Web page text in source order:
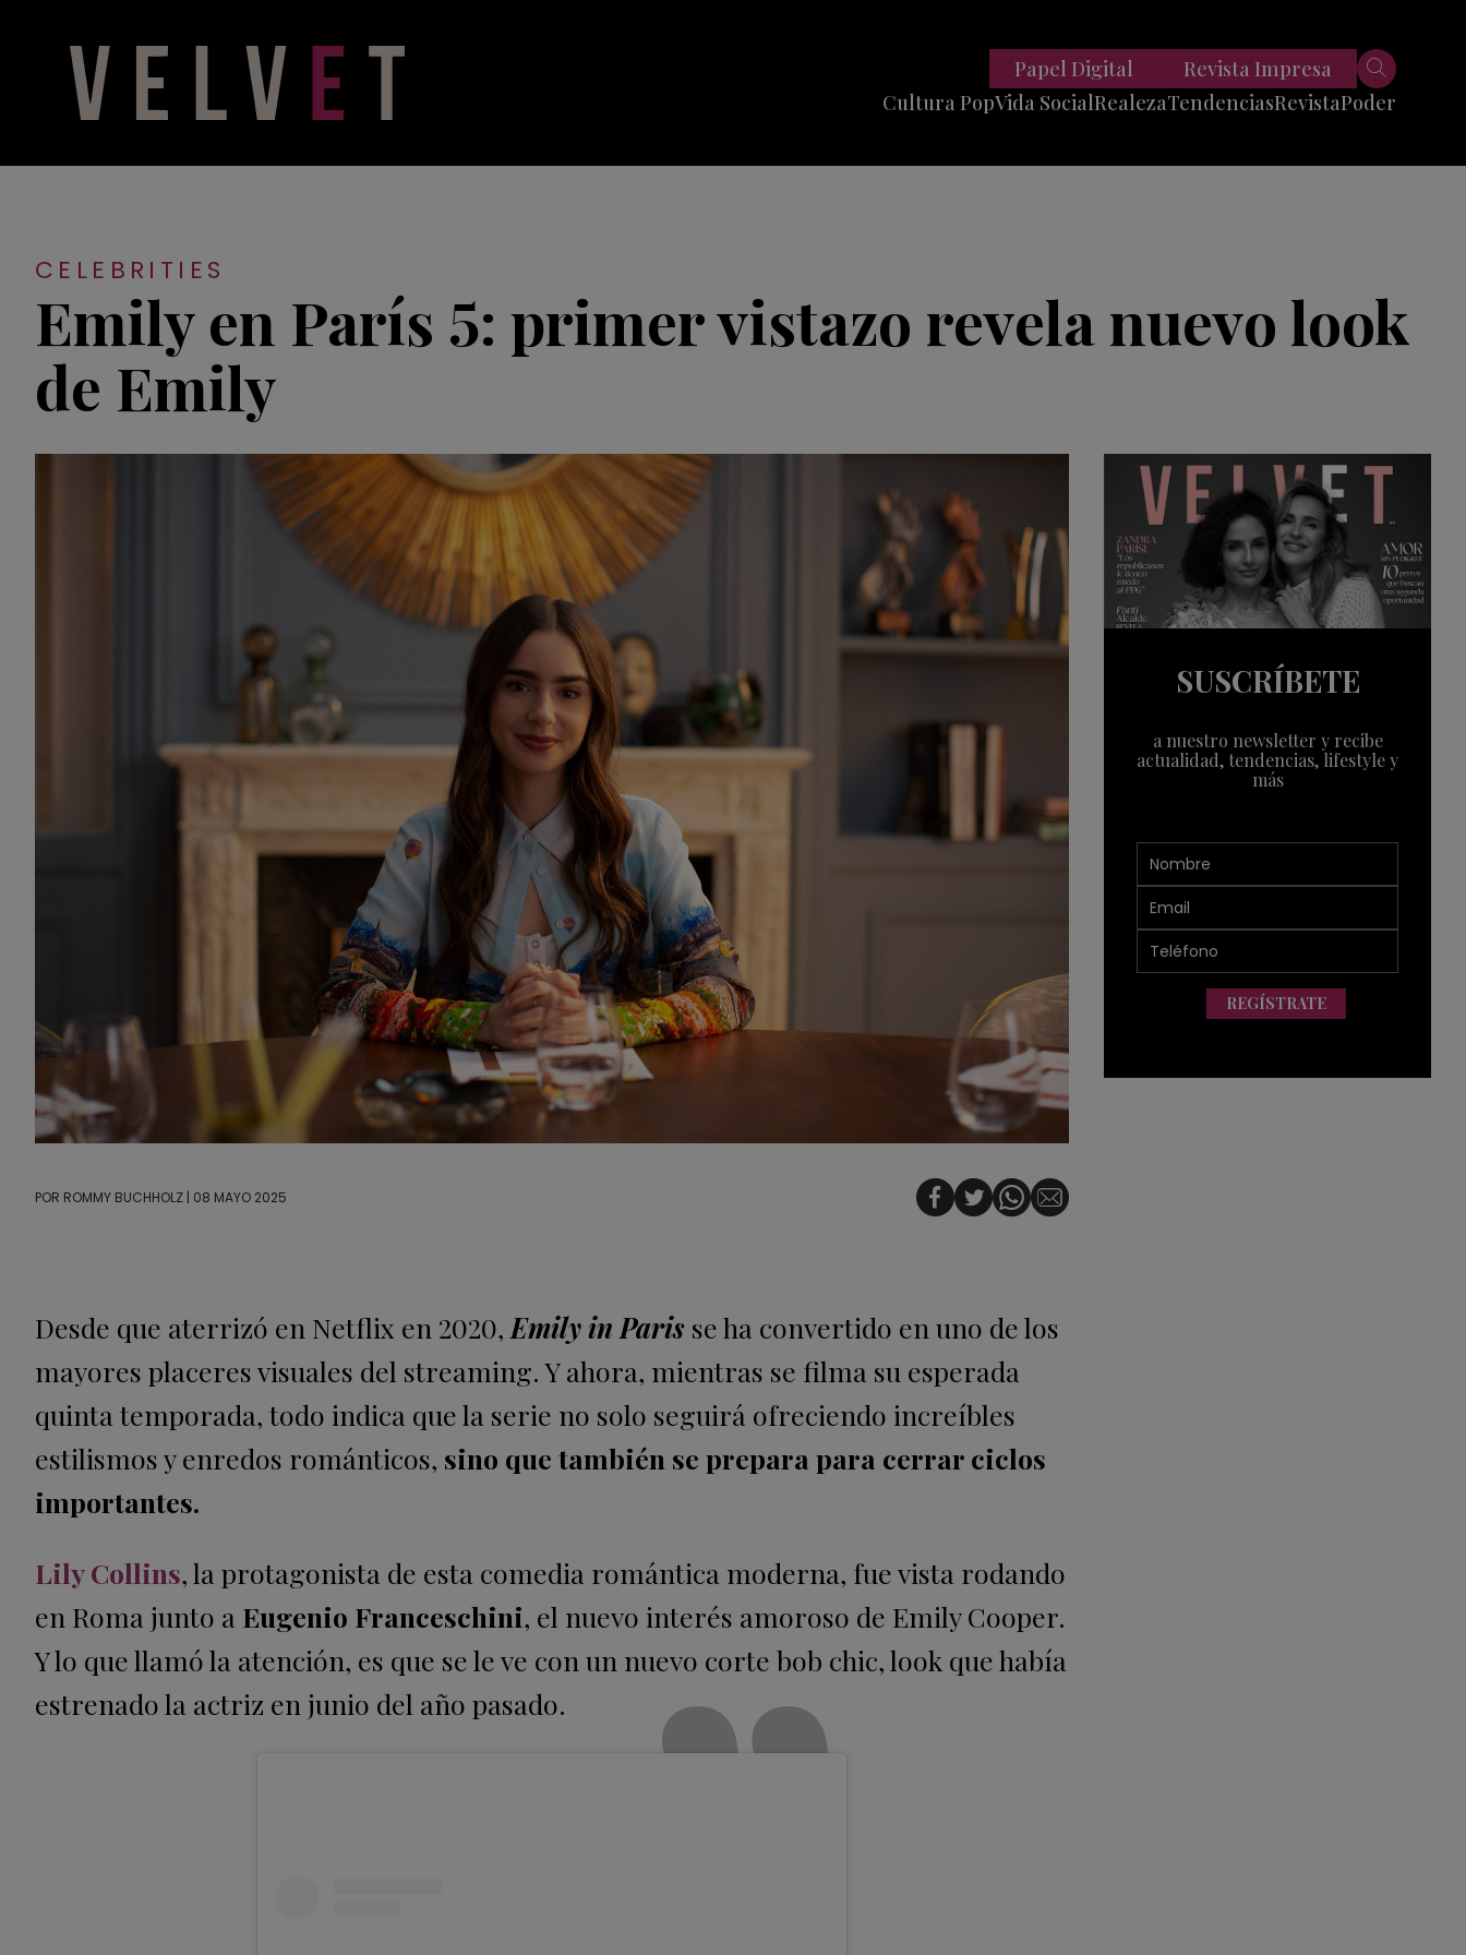
Cultura PopVida SocialRealezaTendencias
Viajes
Tech
RevistaPoder
Papel Digital Revista Impresa
CELEBRITIES
Emily en París 5: primer vistazo revela nuevo look
de Emily
POR ROMMY BUCHHOLZ | 08 MAYO 2025
Desde que aterrizó en Netflix en 2020, Emily in Paris se ha convertido en uno de los
mayores placeres visuales del streaming. Y ahora, mientras se filma su esperada
quinta temporada, todo indica que la serie no solo seguirá ofreciendo increíbles
estilismos y enredos románticos, sino que también se prepara para cerrar ciclos
importantes.
Lily Collins, la protagonista de esta comedia romántica moderna, fue vista rodando
en Roma junto a Eugenio Franceschini, el nuevo interés amoroso de Emily Cooper.
Y lo que llamó la atención, es que se le ve con un nuevo corte bob chic, look que había
estrenado la actriz en junio del año pasado.
SUSCRÍBETE
a nuestro newsletter y recibe
actualidad, tendencias, lifestyle y
más
REGÍSTRATE